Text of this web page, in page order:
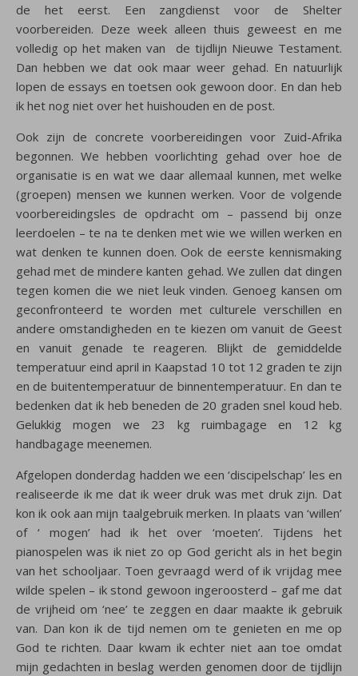
de het eerst. Een zangdienst voor de Shelter
voorbereiden. Deze week alleen thuis geweest en me
volledig op het maken van de tijdlijn Nieuwe Testament.
Dan hebben we dat ook maar weer gehad. En natuurlijk
lopen de essays en toetsen ook gewoon door. En dan heb
ik het nog niet over het huishouden en de post.
Ook zijn de concrete voorbereidingen voor Zuid-Afrika
begonnen. We hebben voorlichting gehad over hoe de
organisatie is en wat we daar allemaal kunnen, met welke
(groepen) mensen we kunnen werken. Voor de volgende
voorbereidingsles de opdracht om – passend bij onze
leerdoelen – te na te denken met wie we willen werken en
wat denken te kunnen doen. Ook de eerste kennismaking
gehad met de mindere kanten gehad. We zullen dat dingen
tegen komen die we niet leuk vinden. Genoeg kansen om
geconfronteerd te worden met culturele verschillen en
andere omstandigheden en te kiezen om vanuit de Geest
en vanuit genade te reageren. Blijkt de gemiddelde
temperatuur eind april in Kaapstad 10 tot 12 graden te zijn
en de buitentemperatuur de binnentemperatuur. En dan te
bedenken dat ik heb beneden de 20 graden snel koud heb.
Gelukkig mogen we 23 kg ruimbagage en 12 kg
handbagage meenemen.
Afgelopen donderdag hadden we een ‘discipelschap’ les en
realiseerde ik me dat ik weer druk was met druk zijn. Dat
kon ik ook aan mijn taalgebruik merken. In plaats van ‘willen’
of ‘ mogen’ had ik het over ‘moeten’. Tijdens het
pianospelen was ik niet zo op God gericht als in het begin
van het schooljaar. Toen gevraagd werd of ik vrijdag mee
wilde spelen – ik stond gewoon ingeroosterd – gaf me dat
de vrijheid om ‘nee’ te zeggen en daar maakte ik gebruik
van. Dan kon ik de tijd nemen om te genieten en me op
God te richten. Daar kwam ik echter niet aan toe omdat
mijn gedachten in beslag werden genomen door de tijdlijn